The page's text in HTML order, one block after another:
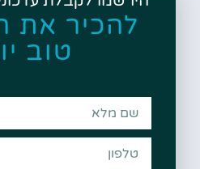
להכיר את
טוב